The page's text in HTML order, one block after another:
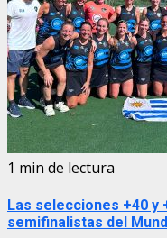
1 min de lectura
Las selecciones +40 y
semifinalistas del